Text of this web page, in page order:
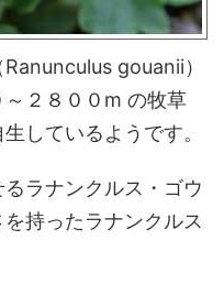
gouanii）
２８００m の牧草
しているようです。
ラナンクルス・ゴウ
持ったラナンクルス